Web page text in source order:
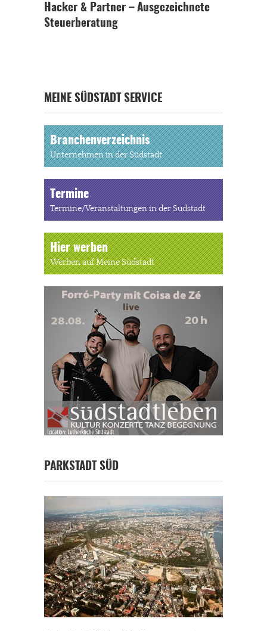
Hacker & Partner – Ausgezeichnete
Steuerberatung
MEINE SÜDSTADT SERVICE
Branchenverzeichnis
Unternehmen in der Südstadt
Termine
Termine/Veranstaltungen in der Südstadt
Hier werben
Werben auf Meine Südstadt
PARKSTADT SÜD